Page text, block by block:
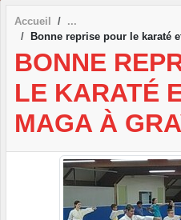
Accueil
Bonne reprise pour le karaté
BONNE
LE KARATÉ
MAGA À